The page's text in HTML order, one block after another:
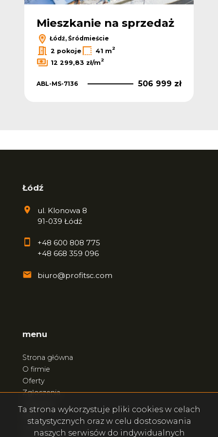
Mieszkanie na sprzedaż
Łódź, Śródmieście
2 pokoje
41 m2
12 299,83 zł/m2
ABL-MS-7136 506 999 zł
Łódź
ul. Klonowa 8
91-039 Łódź
+48 600 808 775
+48 668 359 096
biuro@profitsc.com
menu
Strona główna
O firmie
Oferty
Zgłoszenia
Kontakt
Ta strona wykorzystuje pliki cookies w celach
statystycznych oraz w celu dostosowania
naszych serwisów do indywidualnych